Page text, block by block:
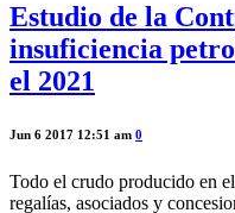
Estudio de la
insuficiencia
el 2021
Jun 6 2017 12:51 am 0
Todo el crudo producido en
regalías, asociados y